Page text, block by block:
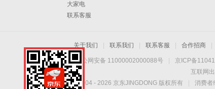
大家电
联系客服
关于我们 联系我们 联系客服 合作招商
京公网安备 11000002000088号 京ICP备
互联网
Copyright © 2004 - 2026 京东JINGDONG 版权所有 消费者